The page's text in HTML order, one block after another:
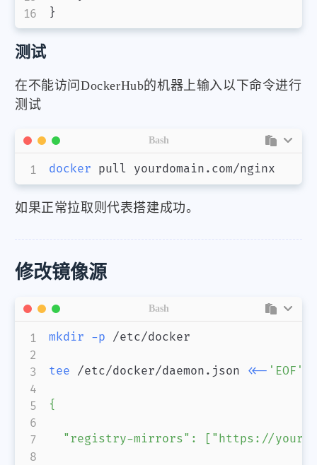
微信
}
测试
在不能访问DockerHub的机器上输入以下命令进行
测试
docker pull yourdomain.com/nginx
Bash
如果正常拉取则代表搭建成功。
修改镜像源
mkdir -p /etc/docker
tee /etc/docker/daemon.json <<- 'EOF'
{
"registry-mirrors": ["https://
Bash